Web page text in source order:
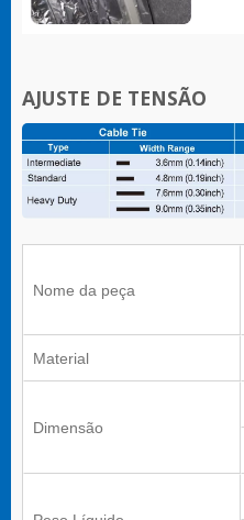
AJUSTE DE TENSÃO
Nome da peça
Material
Dimensão